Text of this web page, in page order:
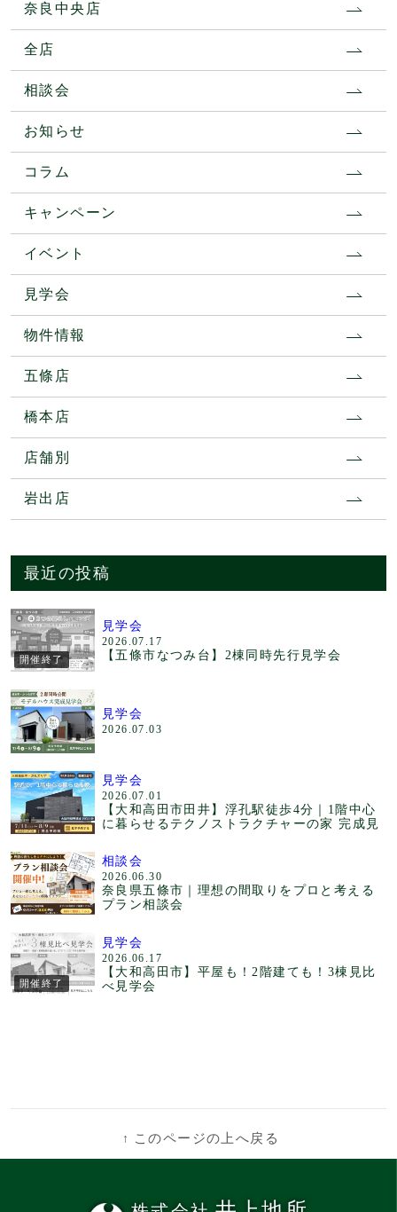
奈良中央店
全店
相談会
お知らせ
コラム
キャンペーン
イベント
見学会
物件情報
五條店
橋本店
店舗別
岩出店
最近の投稿
開催終了
見学会
2026.07.17
【五條市なつみ台】2棟同時先行見学会
見学会
2026.07.03
見学会
2026.07.01
【大和高田市田井】浮孔駅徒歩4分｜1階中心
に暮らせるテクノストラクチャーの家 完成見
相談会
2026.06.30
奈良県五條市｜理想の間取りをプロと考える
プラン相談会
開催終了
見学会
2026.06.17
【大和高田市】平屋も！2階建ても！3棟見比
べ見学会
↑ このページの上へ戻る